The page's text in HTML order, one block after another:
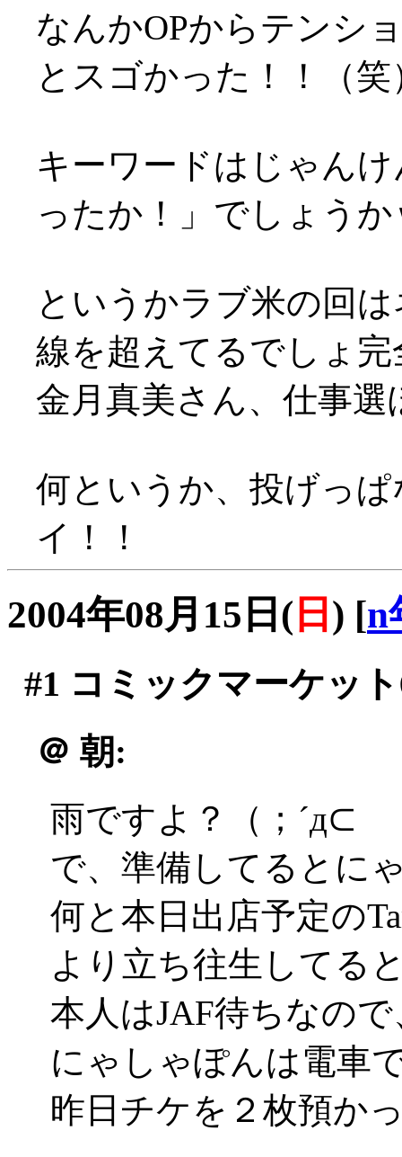
なんかOPからテンシ
とスゴかった！！（笑
キーワードはじゃん
ったか！」でしょうか
というかラブ米の回
線を超えてるでしょ完
金月真美さん、仕事選
何というか、投げっ
イ！！
2004年08月15日( 日 ) [n
#1 コミックマーケッ
＠ 朝:
雨ですよ？（；´д⊂
で、準備してるとに
何と本日出店予定の
より立ち往生してる
本人はJAF待ちなの
にゃしゃぽんは電車
昨日チケを２枚預か